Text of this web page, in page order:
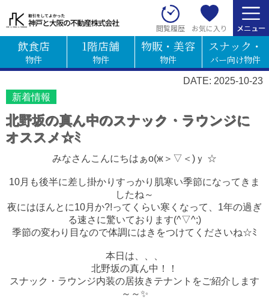
閲覧履歴 お気に入り
飲食店
物件
1階店舗
物件
物販・美容
物件
スナック・
バー向け物件
DATE: 2025-10-23
新着情報
北野坂の真ん中のスナック・ラウンジに
オススメ☆ﾐ
みなさんこんにちはぁо(ж＞▽＜)ｙ ☆
10月も後半に差し掛かりすっかり肌寒い季節になってきま
したね～
夜にはほんとに10月か?!ってくらい寒くなって、1年の過ぎ
る速さに驚いております(^▽^;)
季節の変わり目なので体調にはきをつけてくださいね☆ﾐ
本日は、、、
北野坂の真ん中！！
スナック・ラウンジ内装の居抜きテナントをご紹介します
～～✨